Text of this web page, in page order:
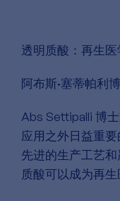
透明质酸：再生
阿布斯·塞蒂帕利
Abs Settipalli 博
应用之外日益重
先进的生产工艺
质酸可以成为再生